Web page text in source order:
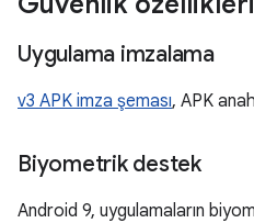
Uygulama imzalama
v3 APK imza şeması, APK
Biyometrik destek
Android 9, uygulamaların